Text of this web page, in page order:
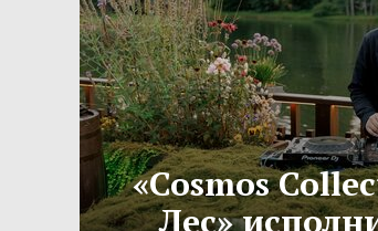
«Cosmos
Лес»